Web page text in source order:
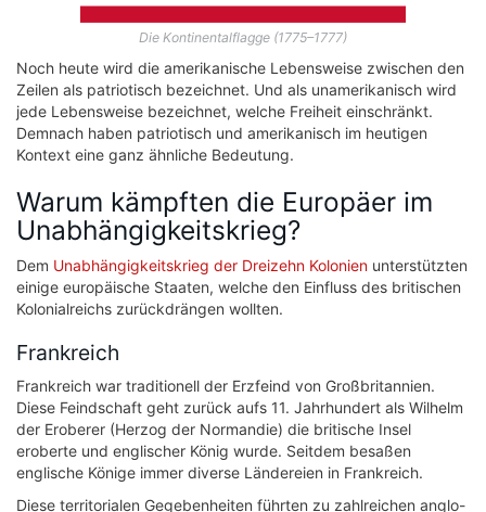
Die Kontinentalflagge (1775–1777)
Noch heute wird die amerikanische Lebensweise zwischen den
Zeilen als patriotisch bezeichnet. Und als unamerikanisch wird
jede Lebensweise bezeichnet, welche Freiheit einschränkt.
Demnach haben patriotisch und amerikanisch im heutigen
Kontext eine ganz ähnliche Bedeutung.
Warum kämpften die Europäer im
Unabhängigkeitskrieg?
Dem Unabhängigkeitskrieg der Dreizehn Kolonien unterstützten
einige europäische Staaten, welche den Einfluss des britischen
Kolonialreichs zurückdrängen wollten.
Frankreich
Frankreich war traditionell der Erzfeind von Großbritannien.
Diese Feindschaft geht zurück aufs 11. Jahrhundert als Wilhelm
der Eroberer (Herzog der Normandie) die britische Insel
eroberte und englischer König wurde. Seitdem besaßen
englische Könige immer diverse Ländereien in Frankreich.
Diese territorialen Gegebenheiten führten zu zahlreichen anglo-